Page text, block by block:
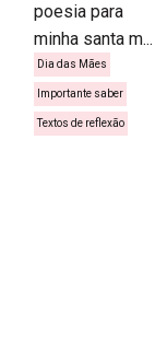
poesia para
minha santa m...
Dia das Mães
Importante saber
Textos de reflexão